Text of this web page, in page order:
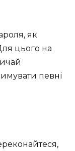
як
цього на
певні